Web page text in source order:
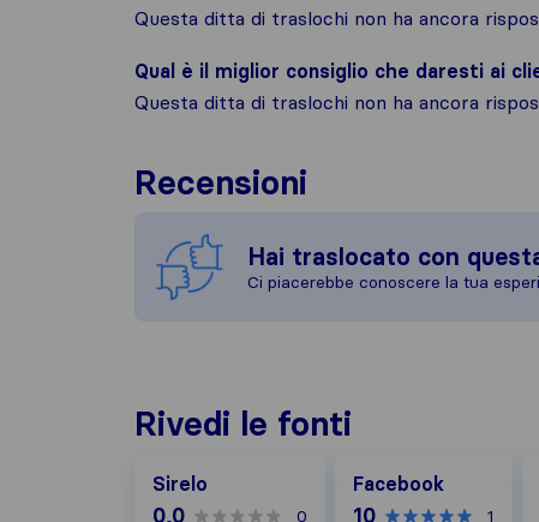
Questa ditta di traslochi non ha ancora
Qual è il miglior consiglio che daresti ai
Questa ditta di traslochi non ha ancora
Recensioni
Hai traslocato con
Ci piacerebbe conoscere la tua
Rivedi le fonti
Sirelo
0,0 0
Facebook
10 1